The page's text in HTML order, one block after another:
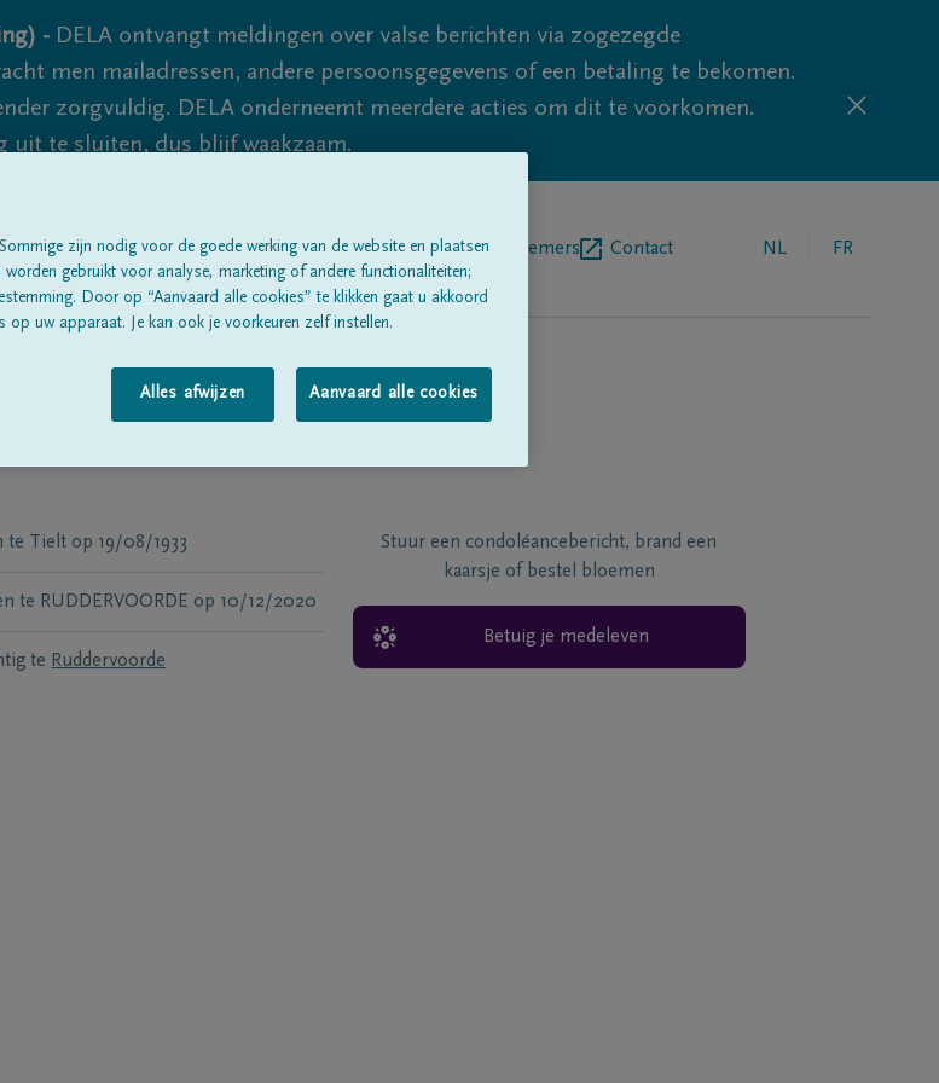
- DELA ontvangt meldingen over valse berichten via zogezegde
men mailadressen, andere persoonsgegevens of een betaling te bekomen.
zorgvuldig. DELA onderneemt meerdere acties om dit te voorkomen.
uit te sluiten, dus blijf waakzaam.
Alle rouwberichtenOver onsBegrafenisondernemers Contact NL FR
te Tielt op 19/08/1933
te RUDDERVOORDE op 10/12/2020
te Ruddervoorde
Stuur een condoléancebericht, brand een
kaarsje of bestel bloemen
Betuig je medeleven
zijn nodig voor de goede werking van de website en plaatsen
gebruikt voor analyse, marketing of andere functionaliteiten;
Door op “Aanvaard alle cookies” te klikken gaat u akkoord
op uw apparaat. Je kan ook je voorkeuren zelf instellen.
Alles afwijzen Aanvaard alle cookies